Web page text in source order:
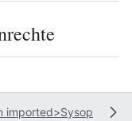
imported>Sysop